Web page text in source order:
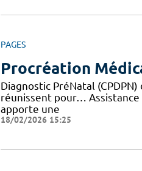
PAGES
Procréation
Diagnostic PréNatal (CPDPN)
réunissent pour…
apporte une
18/02/2026 15:25